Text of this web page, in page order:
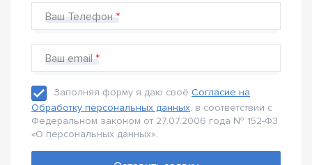
Ваш Телефон
Ваш email
Заполняя форму я даю своё Согласие на
Обработку персональных данных, в соответствии с
Федеральном законом от 27.07.2006 года № 152-Ф3
«О персональных данных».